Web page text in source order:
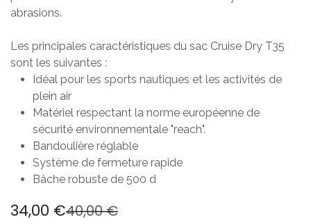
abrasions.
Les principales caractéristiques du sac Cruise Dry T35
sont les suivantes :
Idéal pour les sports nautiques et les activités de
plein air
Matériel respectant la norme européenne de
sécurité environnementale "reach".
Bandoulière réglable
Système de fermeture rapide
Bâche robuste de 500 d
34,00 €40,00€